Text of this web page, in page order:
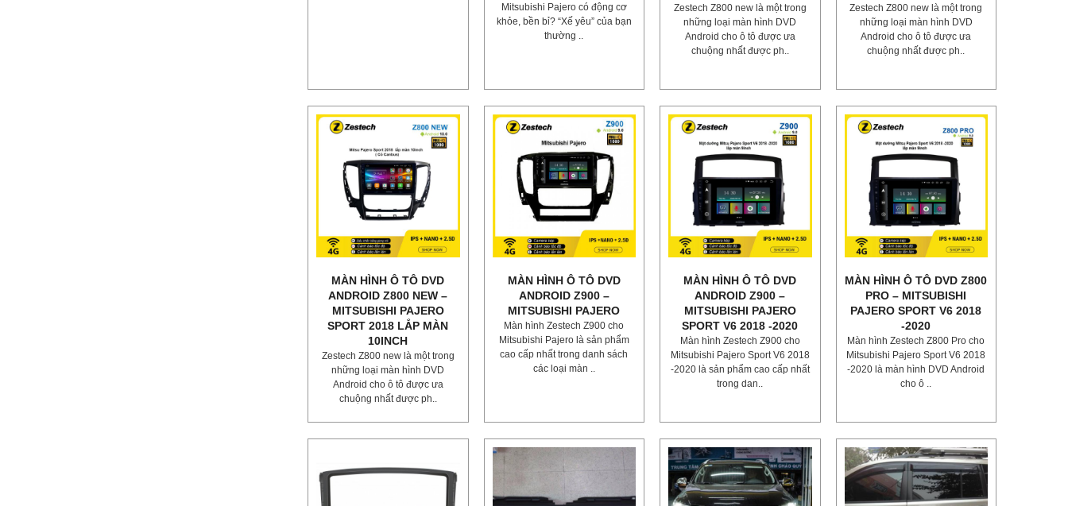
Mitsubishi Pajero có động cơ
khỏe, bền bỉ? “Xế yêu” của bạn
thường ..
Zestech Z800 new là một trong
những loại màn hình DVD
Android cho ô tô được ưa
chuộng nhất được ph..
Zestech Z800 new là một trong
những loại màn hình DVD
Android cho ô tô được ưa
chuộng nhất được ph..
MÀN HÌNH Ô TÔ DVD
ANDROID Z800 NEW –
MITSUBISHI PAJERO
SPORT 2018 LẮP MÀN
10INCH
Zestech Z800 new là một trong
những loại màn hình DVD
Android cho ô tô được ưa
chuộng nhất được ph..
MÀN HÌNH Ô TÔ DVD
ANDROID Z900 –
MITSUBISHI PAJERO
Màn hình Zestech Z900 cho
Mitsubishi Pajero là sản phẩm
cao cấp nhất trong danh sách
các loại màn ..
MÀN HÌNH Ô TÔ DVD
ANDROID Z900 –
MITSUBISHI PAJERO
SPORT V6 2018 -2020
Màn hình Zestech Z900 cho
Mitsubishi Pajero Sport V6 2018
-2020 là sản phẩm cao cấp nhất
trong dan..
MÀN HÌNH Ô TÔ DVD Z800
PRO – MITSUBISHI
PAJERO SPORT V6 2018
-2020
Màn hình Zestech Z800 Pro cho
Mitsubishi Pajero Sport V6 2018
-2020 là màn hình DVD Android
cho ô ..